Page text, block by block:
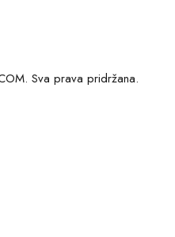
Sva prava pridržana.